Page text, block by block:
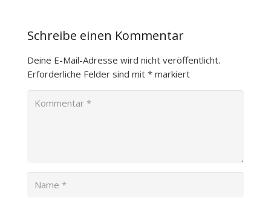
Schreibe einen Kommentar
Deine E-Mail-Adresse wird nicht veröffentlicht.
Erforderliche Felder sind mit * markiert